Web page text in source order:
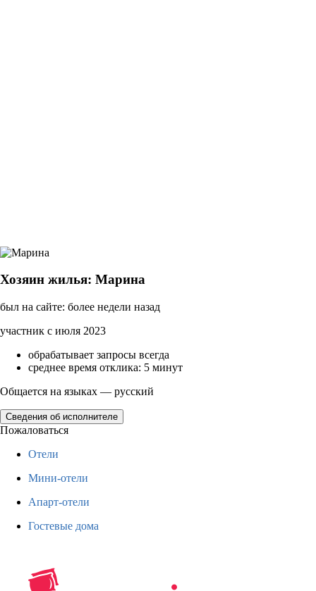
Хозяин жилья: Марина
был на сайте: более недели назад
участник с июля 2023
обрабатывает запросы всегда
среднее время отклика: 5 минут
Общается на языках — русский
Сведения об исполнителе
Пожаловаться
Отели
Мини-отели
Апарт-отели
Гостевые дома